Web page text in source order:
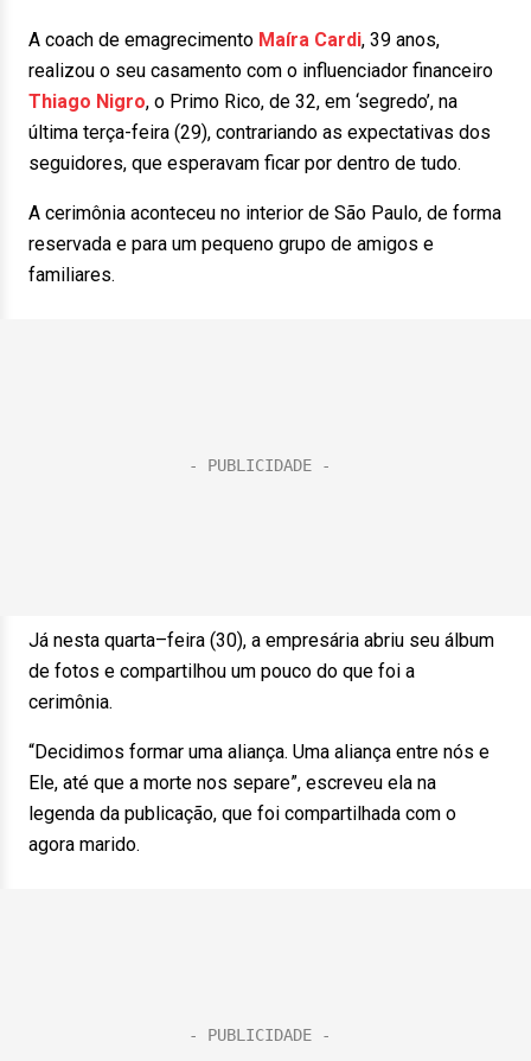
A coach de emagrecimento Maíra Cardi, 39 anos,
realizou o seu casamento com o influenciador financeiro
Thiago Nigro, o Primo Rico, de 32, em ‘segredo’, na
última terça-feira (29), contrariando as expectativas dos
seguidores, que esperavam ficar por dentro de tudo.
A cerimônia aconteceu no interior de São Paulo, de forma
reservada e para um pequeno grupo de amigos e
familiares.
Já nesta quarta–feira (30), a empresária abriu seu álbum
de fotos e compartilhou um pouco do que foi a
cerimônia.
“Decidimos formar uma aliança. Uma aliança entre nós e
Ele, até que a morte nos separe”, escreveu ela na
legenda da publicação, que foi compartilhada com o
agora marido.